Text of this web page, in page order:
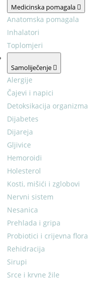
Medicinska pomagala
Anatomska pomagala
Inhalatori
Toplomjeri
Samoliječenje
Alergije
Čajevi i napici
Detoksikacija organizma
Dijabetes
Dijareja
Gljivice
Hemoroidi
Holesterol
Kosti, mišići i zglobovi
Nervni sistem
Nesanica
Prehlada i gripa
Probiotici i crijevna flora
Rehidracija
Sirupi
Srce i krvne žile